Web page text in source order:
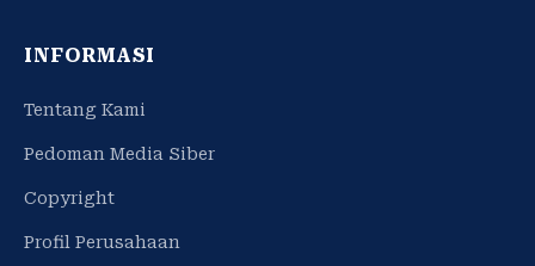
INFORMASI
Tentang Kami
Pedoman Media Siber
Copyright
Profil Perusahaan